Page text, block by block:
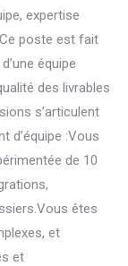
expertise
poste est fait
équipe
des livrables
s’articulent
d’équipe :Vous
de 10
êtes
et
et